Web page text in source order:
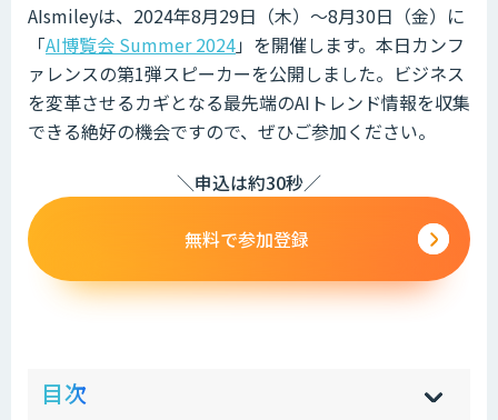
AIsmileyは、2024年8月29日（木）～8月30日（金）に
「AI博覧会 Summer 2024」を開催します。本日カンフ
ァレンスの第1弾スピーカーを公開しました。ビジネス
を変革させるカギとなる最先端のAIトレンド情報を収集
できる絶好の機会ですので、ぜひご参加ください。
＼申込は約30秒／
無料で参加登録
目次 hi
]
sh
]